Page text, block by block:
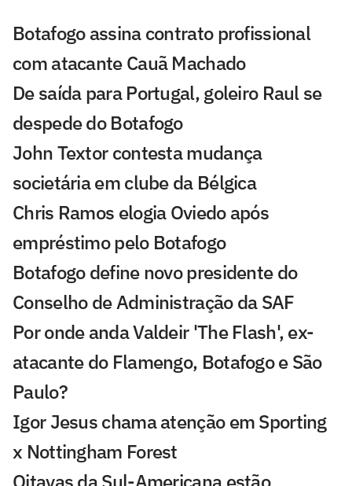
Botafogo assina contrato profissional
com atacante Cauã Machado
De saída para Portugal, goleiro Raul se
despede do Botafogo
John Textor contesta mudança
societária em clube da Bélgica
Chris Ramos elogia Oviedo após
empréstimo pelo Botafogo
Botafogo define novo presidente do
Conselho de Administração da SAF
Por onde anda Valdeir 'The Flash', ex-
atacante do Flamengo, Botafogo e São
Paulo?
Igor Jesus chama atenção em Sporting
x Nottingham Forest